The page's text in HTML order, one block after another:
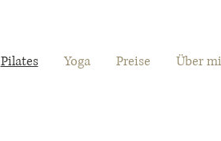
Pilates Yoga Preise Über